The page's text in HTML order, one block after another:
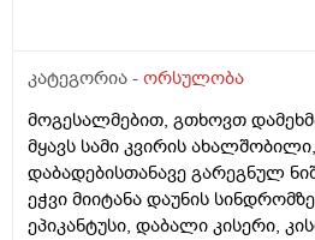
კატეგორია - ორსულობა
მოგესალმებით, გთხოვთ
მყავს სამი კვირის
დაბადებისთანავე გარეგნულ
ეჭვი მიიტანა დაუნის
ეპიკანტუსი, დაბალი კისერი,